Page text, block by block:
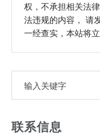
权，不承担相关法
法违规的内容， 请
一经查实，本站将立
联系信息